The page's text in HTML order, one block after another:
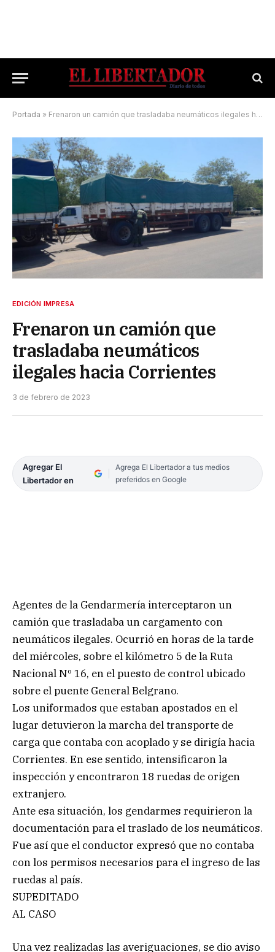
Portada » Frenaron un camión que trasladaba neumáticos ilegales hacia Corrientes
EDICIÓN IMPRESA
Frenaron un camión que
trasladaba neumáticos
ilegales hacia Corrientes
3 de febrero de 2023
Agregar El
Libertador en
Agrega El Libertador a tus medios
preferidos en Google
Agentes de la Gendarmería interceptaron un
camión que trasladaba un cargamento con
neumáticos ilegales. Ocurrió en horas de la tarde
del miércoles, sobre el kilómetro 5 de la Ruta
Nacional Nº 16, en el puesto de control ubicado
sobre el puente General Belgrano.
Los uniformados que estaban apostados en el
lugar detuvieron la marcha del transporte de
carga que contaba con acoplado y se dirigía hacia
Corrientes. En ese sentido, intensificaron la
inspección y encontraron 18 ruedas de origen
extranjero.
Ante esa situación, los gendarmes requirieron la
documentación para el traslado de los neumáticos.
Fue así que el conductor expresó que no contaba
con los permisos necesarios para el ingreso de las
ruedas al país.
SUPEDITADO
AL CASO
Una vez realizadas las averiguaciones, se dio aviso